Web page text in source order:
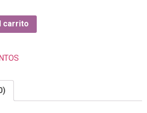
carrito